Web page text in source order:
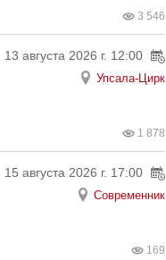
3 546
13 августа 2026 г. 12:00
Упсала-Цирк
1 878
15 августа 2026 г. 17:00
Современник
169